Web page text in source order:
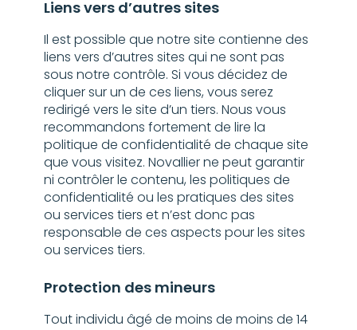
Liens vers d’autres sites
Il est possible que notre site contienne des
liens vers d’autres sites qui ne sont pas
sous notre contrôle. Si vous décidez de
cliquer sur un de ces liens, vous serez
redirigé vers le site d’un tiers. Nous vous
recommandons fortement de lire la
politique de confidentialité de chaque site
que vous visitez. Novallier ne peut garantir
ni contrôler le contenu, les politiques de
confidentialité ou les pratiques des sites
ou services tiers et n’est donc pas
responsable de ces aspects pour les sites
ou services tiers.
Protection des mineurs
Tout individu âgé de moins de moins de 14